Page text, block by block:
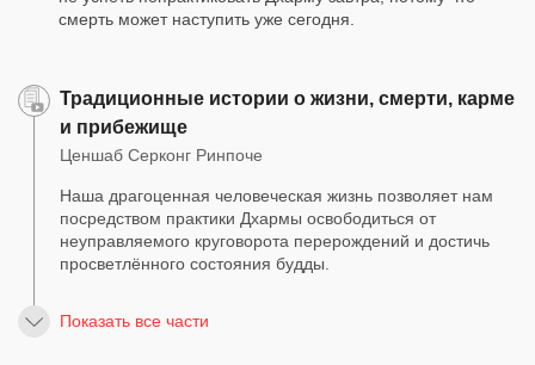
смерть может наступить уже сегодня.
Традиционные истории о жизни, смерти, карме
и прибежище
Ценшаб Серконг Ринпоче
Наша драгоценная человеческая жизнь позволяет нам
посредством практики Дхармы освободиться от
неуправляемого круговорота перерождений и достичь
просветлённого состояния будды.
Показать все части